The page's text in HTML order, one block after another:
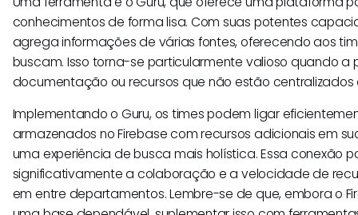
conhecimentos de forma lisa. Com suas potentes
agrega informações de várias fontes, oferecendo aos
buscam. Isso torna-se particularmente valioso quando a
documentação ou recursos que não estão centralizados
Implementando o Guru, os times podem ligar
armazenados no Firebase com recursos adicionais em
uma experiência de busca mais holística. Essa conexão
significativamente a colaboração e a velocidade de
em entre departamentos. Lembre-se de que, embora o